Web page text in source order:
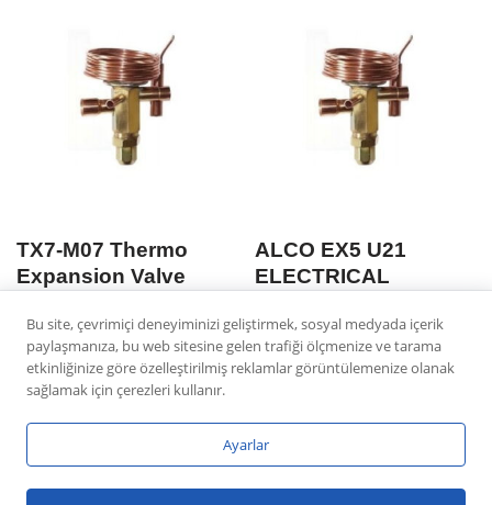
TX7-M07 Thermo
Expansion Valve
ALCO EX5 U21
ELECTRICAL
800619
Bu site, çevrimiçi deneyiminizi geliştirmek, sosyal medyada içerik
paylaşmanıza, bu web sitesine gelen trafiği ölçmenize ve tarama
etkinliğinize göre özelleştirilmiş reklamlar görüntülemenize olanak
sağlamak için çerezleri kullanır.
Ayarlar